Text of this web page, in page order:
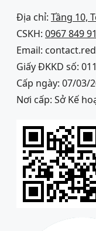
Địa chỉ: Tầng 10,
CSKH: 0967 849
Email:
Giấy ĐKKD số:
Cấp ngày: 07/03/
Nơi cấp: Sở Kế